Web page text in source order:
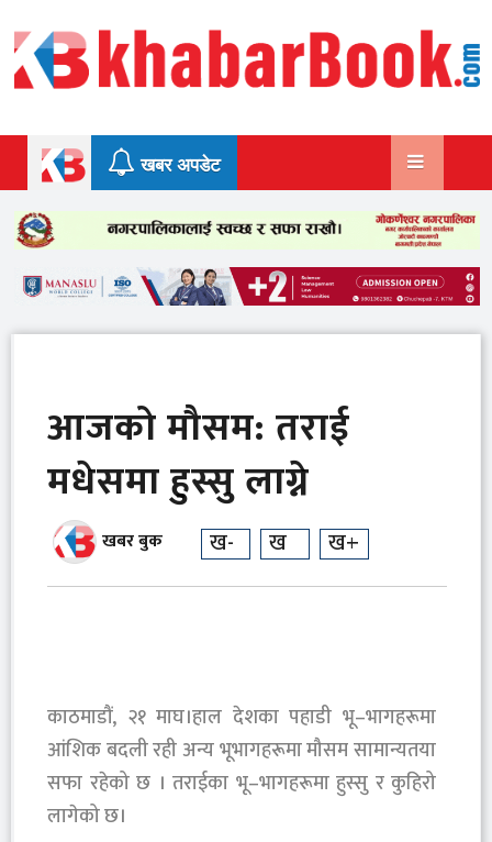
to
content
खबर अपडेट
आजको मौसम: तराई
मधेसमा हुस्सु लाग्ने
खबर बुक ख- ख ख+
काठमाडौं, २१ माघ।हाल देशका पहाडी भू–भागहरूमा
आंशिक बदली रही अन्य भूभागहरूमा मौसम सामान्यतया
सफा रहेको छ । तराईका भू–भागहरूमा हुस्सु र कुहिरो
लागेको छ।